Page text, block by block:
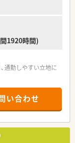
査、服薬指導をご担
されることがない
研修で丁寧に指導
1920時間)
通勤しやすい立地に
名、パート1名、事
大手グループ企業
い合わせ